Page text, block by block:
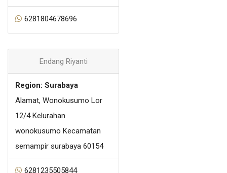
6281804678696
Endang Riyanti
Region: Surabaya
Alamat, Wonokusumo Lor
12/4 Kelurahan
wonokusumo Kecamatan
semampir surabaya 60154
6281235505844